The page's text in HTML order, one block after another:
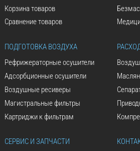
Корзина товаров
Сравнение товаров
ПОДГОТОВКА ВОЗДУХА
Рефрижераторные осушители
Адсорбционные осушители
Воздушные ресиверы
Магистральные фильтры
Картриджи к фильтрам
СЕРВИС И ЗАПЧАСТИ